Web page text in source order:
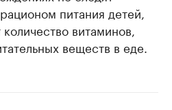
питания детей,
витаминов,
веществ в еде.